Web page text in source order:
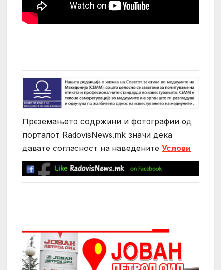
Преземањето содржини и фотографии од
порталот RadovisNews.mk значи дека
давате согласност на нaведените Услови